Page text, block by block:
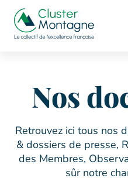
Nos
Retrouvez ici tous nos
& dossiers de presse,
des Membres,
sûr notre